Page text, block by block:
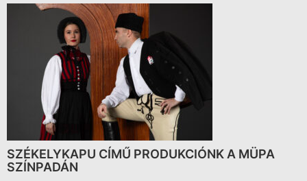
SZÉKELYKAPU CÍMŰ PRODUKCIÓNK A MÜPA
SZÍNPADÁN